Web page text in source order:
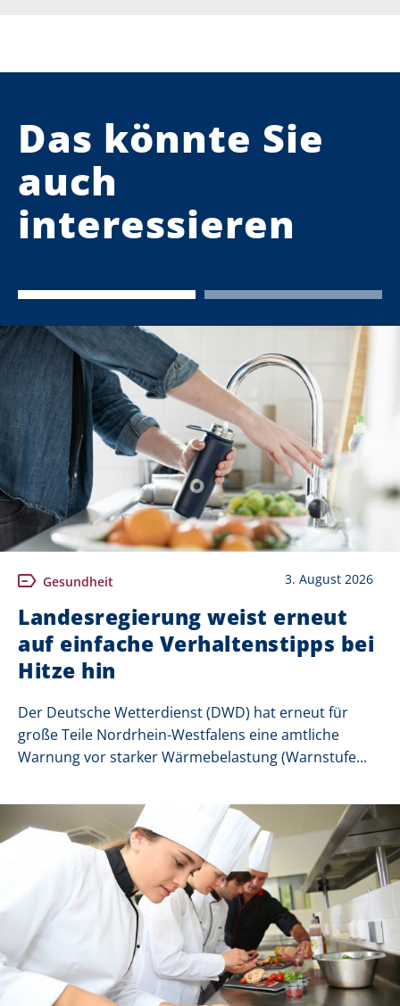
Das könnte Sie
auch
interessieren
Gesundheit 3. August 2026
Landesregierung weist erneut
auf einfache Verhaltenstipps bei
Hitze hin
Der Deutsche Wetterdienst (DWD) hat erneut für
große Teile Nordrhein-Westfalens eine amtliche
Warnung vor starker Wärmebelastung (Warnstufe...